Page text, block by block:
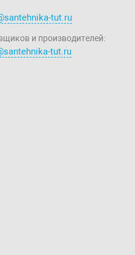
tut.ru
и производителей:
tut.ru